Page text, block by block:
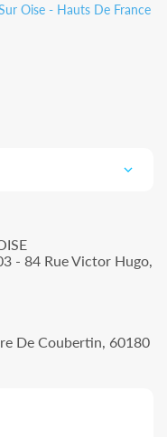
Oise - Hauts De France
- 84 Rue Victor Hugo,
De Coubertin, 60180